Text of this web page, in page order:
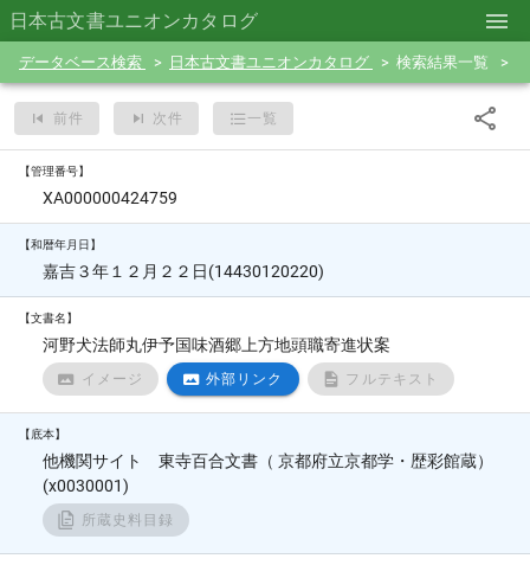
日本古文書ユニオンカタログ
データベース検索 日本古文書ユニオンカタログ 検索結果一覧
前件 次件 一覧
【管理番号】
XA000000424759
【和暦年月日】
嘉吉３年１２月２２日(14430120220)
【文書名】
河野犬法師丸伊予国味酒郷上方地頭職寄進状案
イメージ 外部リンク フルテキスト
【底本】
他機関サイト 東寺百合文書（ 京都府立京都学・歴彩館蔵）
(x0030001)
所蔵史料目録